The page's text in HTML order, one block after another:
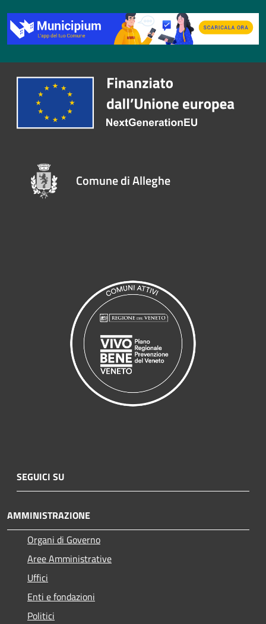
Comune di Alleghe
SEGUICI SU
AMMINISTRAZIONE
Organi di Governo
Aree Amministrative
Uffici
Enti e fondazioni
Politici